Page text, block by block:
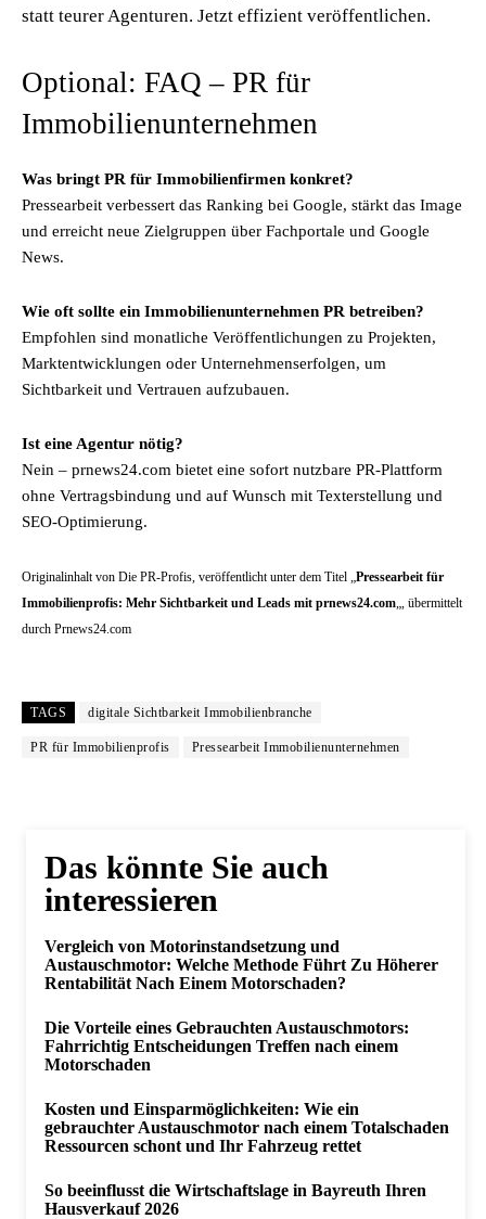
statt teurer Agenturen. Jetzt effizient veröffentlichen.
Optional: FAQ – PR für
Immobilienunternehmen
Was bringt PR für Immobilienfirmen konkret?
Pressearbeit verbessert das Ranking bei Google, stärkt das Image
und erreicht neue Zielgruppen über Fachportale und Google
News.
Wie oft sollte ein Immobilienunternehmen PR betreiben?
Empfohlen sind monatliche Veröffentlichungen zu Projekten,
Marktentwicklungen oder Unternehmenserfolgen, um
Sichtbarkeit und Vertrauen aufzubauen.
Ist eine Agentur nötig?
Nein – prnews24.com bietet eine sofort nutzbare PR-Plattform
ohne Vertragsbindung und auf Wunsch mit Texterstellung und
SEO-Optimierung.
Originalinhalt von Die PR-Profis, veröffentlicht unter dem Titel „Pressearbeit für
Immobilienprofis: Mehr Sichtbarkeit und Leads mit prnews24.com„, übermittelt
durch Prnews24.com
TAGS digitale Sichtbarkeit Immobilienbranche
PR für Immobilienprofis Pressearbeit Immobilienunternehmen
Das könnte Sie auch
interessieren
Vergleich von Motorinstandsetzung und
Austauschmotor: Welche Methode Führt Zu Höherer
Rentabilität Nach Einem Motorschaden?
Die Vorteile eines Gebrauchten Austauschmotors:
Fahrrichtig Entscheidungen Treffen nach einem
Motorschaden
Kosten und Einsparmöglichkeiten: Wie ein
gebrauchter Austauschmotor nach einem Totalschaden
Ressourcen schont und Ihr Fahrzeug rettet
So beeinflusst die Wirtschaftslage in Bayreuth Ihren
Hausverkauf 2026